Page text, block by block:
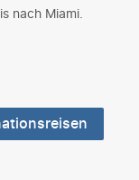
nach Miami.